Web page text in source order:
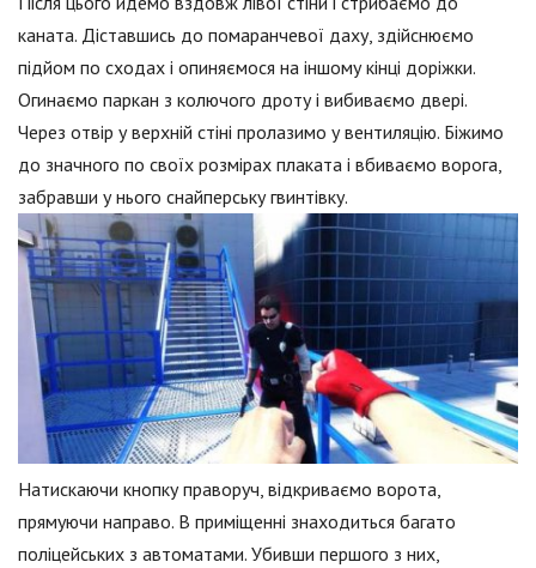
каната. Діставшись до помаранчевої даху, здійснюємо
підйом по сходах і опиняємося на іншому кінці доріжки.
Огинаємо паркан з колючого дроту і вибиваємо двері.
Через отвір у верхній стіні пролазимо у вентиляцію. Біжимо
до значного по своїх розмірах плаката і вбиваємо ворога,
забравши у нього снайперську гвинтівку.
Натискаючи кнопку праворуч, відкриваємо ворота,
прямуючи направо. В приміщенні знаходиться багато
поліцейських з автоматами. Убивши першого з них,